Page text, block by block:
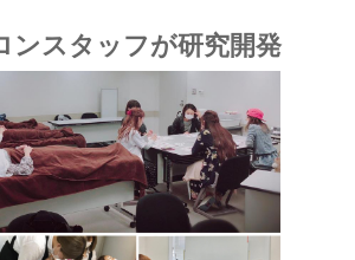
ンスタッフが研究開発